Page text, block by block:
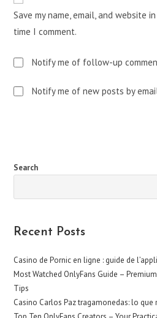
URL
(optional)
Save my name, email, and website
time I comment.
Notify me of follow-up
Notify me of new posts by
Search
Recent Posts
Casino de Pornic en ligne : guide de
Most Watched OnlyFans Guide –
Tips
Casino Carlos Paz tragamonedas: lo que